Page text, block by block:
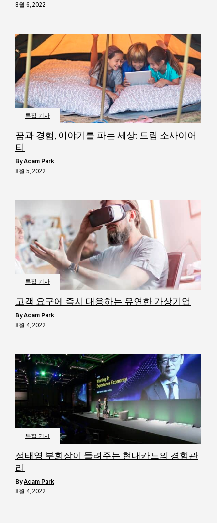
8월 6, 2022
특집 기사
꿈과 경험, 이야기를 파는 세상: 드림 소사이어
티
byAdam Park
8월 5, 2022
특집 기사
고객 요구에 즉시 대응하는 유연한 가상기업
byAdam Park
8월 4, 2022
특집 기사
정태영 부회장이 들려주는 현대카드의 경험관
리
byAdam Park
8월 4, 2022